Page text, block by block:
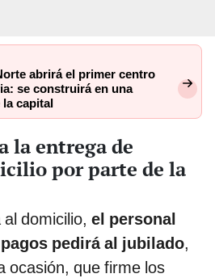
abrirá el primer centro
se construirá en una
capital
la entrega de
por parte de la
domicilio, el personal
pedirá al jubilado,
ocasión, que firme los